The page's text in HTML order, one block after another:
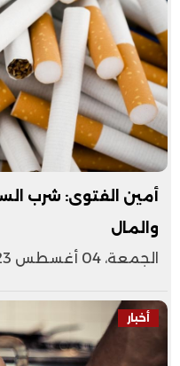
أمين الفتوى: شرب
والمال
الجمعة، 04 أغسطس 2023 09:42 ص
أخبار